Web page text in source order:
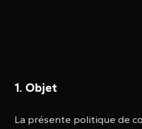
1. Objet
La présente politique de